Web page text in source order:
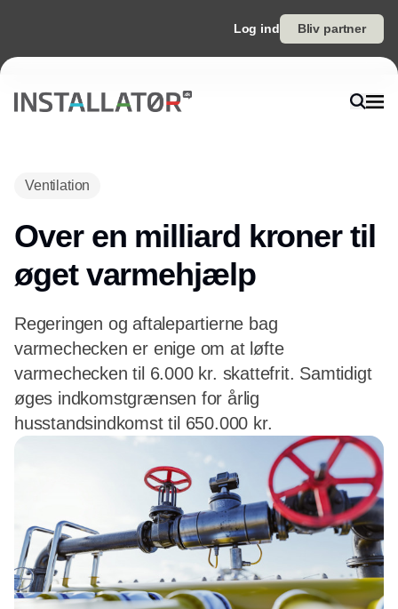
Log ind Bliv partner
Ventilation
Over en milliard kroner til
øget varmehjælp
Regeringen og aftalepartierne bag
varmechecken er enige om at løfte
varmechecken til 6.000 kr. skattefrit. Samtidigt
øges indkomstgrænsen for årlig
husstandsindkomst til 650.000 kr.